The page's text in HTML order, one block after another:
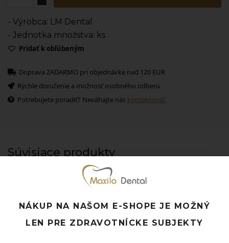
- Výrobca: LM Dental
- Jednotka množstva: ks
Pridať k obľúbeným
Doprava ZADARMO pri objednávke nad 120 EUR
Rýchle doručenie a možnosť osobného odberu
Potrebujete poradiť? Neváhajte nás kontaktovať.
Súvisiace produkty
NÁKUP NA NAŠOM E-SHOPE JE MOŽNÝ
LEN PRE ZDRAVOTNÍCKE SUBJEKTY